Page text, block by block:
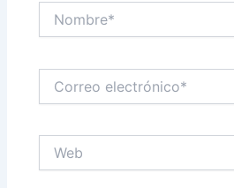
electrónico*